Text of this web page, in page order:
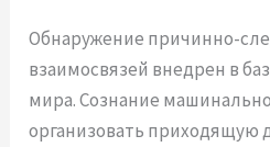
Обнаружение причинно-
взаимосвязей внедрен в
мира. Сознание
организовать приходящую